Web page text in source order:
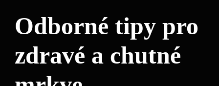
Odborné tipy pro
zdravé a chutné